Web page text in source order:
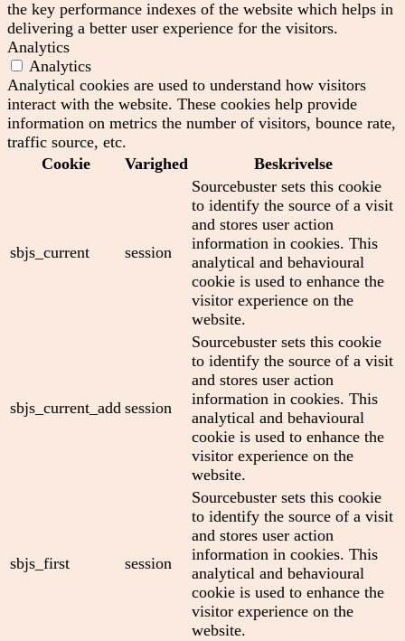
the key performance indexes of the website which helps in
delivering a better user experience for the visitors.
Analytics
Analytics
Analytical cookies are used to understand how visitors
interact with the website. These cookies help provide
information on metrics the number of visitors, bounce rate,
traffic source, etc.
Cookie
Varighed Beskrivelse
sbjs_current session
Sourcebuster sets this cookie
to identify the source of a visit
and stores user action
information in cookies. This
analytical and behavioural
cookie is used to enhance the
visitor experience on the
website.
sbjs_current_add session
Sourcebuster sets this cookie
to identify the source of a visit
and stores user action
information in cookies. This
analytical and behavioural
cookie is used to enhance the
visitor experience on the
website.
sbjs_first session
Sourcebuster sets this cookie
to identify the source of a visit
and stores user action
information in cookies. This
analytical and behavioural
cookie is used to enhance the
visitor experience on the
website.